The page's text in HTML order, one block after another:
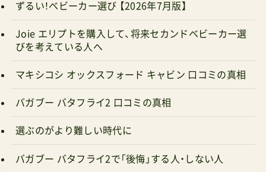
とになる。CYBEXベビーカー発売時期別比較モデ
ル名発売時期プリアム2015年発売（初代）2017年
発売（プリアム2）2019年2月下旬発売（JP3モデル）
2021年12月17日発売（JP4モデル）イープリアム
（表参道直営店でのみ販売）2020年2月1日発売
2021年12月17日発売（JP2モデル）2023年（日本未
発売）ミオス2017年発売（初代）2019年発売（NEW
ミオス）2020年5月下旬発売2021年12月17日発売
（JP3モデル）メリオ2020年3月1日発売（2020年モ
ずるい！ベビーカー選び 【2026年7月版】
Joie エリプトを購入して、将来セカンドベビーカー選
びを考えている人へ
マキシコシ オックスフォード キャビン 口コミの真相
バガブー バタフライ2 口コミの真相
選ぶのがより難しい時代に
バガブー バタフライ2で「後悔」する人・しない人